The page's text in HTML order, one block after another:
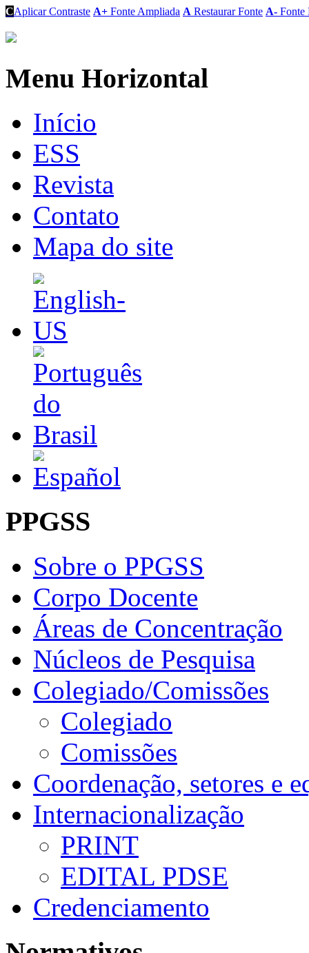
CAplicar Contraste A+ Fonte Ampliada A Restaurar Fonte A- Fonte
Menu Horizontal
Início
ESS
Revista
Contato
Mapa do site
PPGSS
Sobre o PPGSS
Corpo Docente
Áreas de Concentração
Núcleos de Pesquisa
Colegiado/Comissões
Colegiado
Comissões
Coordenação, setores e
Internacionalização
PRINT
EDITAL PDSE
Credenciamento